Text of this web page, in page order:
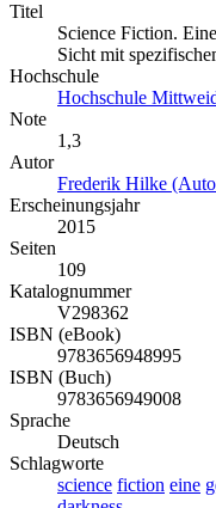
Titel
Science Fiction.
Sicht mit
Hochschule
Hochschule
Note
1,3
Autor
Frederik Hilke
Erscheinungsjahr
2015
Seiten
109
Katalognummer
V298362
ISBN (eBook)
9783656948995
ISBN (Buch)
9783656949008
Sprache
Deutsch
Schlagworte
science fiction eine